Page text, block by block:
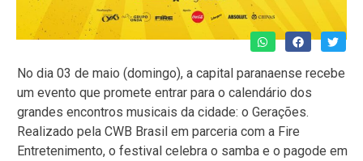
No dia 03 de maio (domingo), a capital paranaense recebe
um evento que promete entrar para o calendário dos
grandes encontros musicais da cidade: o Gerações.
Realizado pela CWB Brasil em parceria com a Fire
Entretenimento, o festival celebra o samba e o pagode em